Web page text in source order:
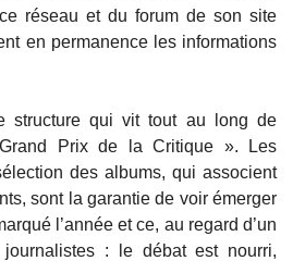
réseau et du forum de son site
en permanence les informations
structure qui vit tout au long de
Prix de la Critique ». Les
des albums, qui associent
sont la garantie de voir émerger
l’année et ce, au regard d’un
: le débat est nourri,